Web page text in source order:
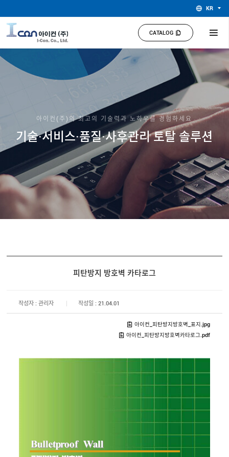
KR
CATALOG
아이컨(주)의 최고의 기술력과 노하우를 경험하세요
기술·서비스·품질·사후관리 토탈 솔루션
피탄방지 방호벽 카타로그
작성자 : 관리자 작성일 : 21.04.01
아이컨_피탄방지방호벽_표지.jpg
아이컨_피탄방지방호벽카타로그.pdf